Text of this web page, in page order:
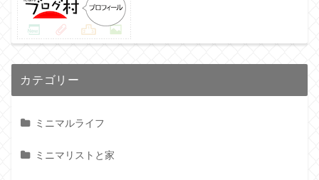
カテゴリー
ミニマルライフ
ミニマリストと家